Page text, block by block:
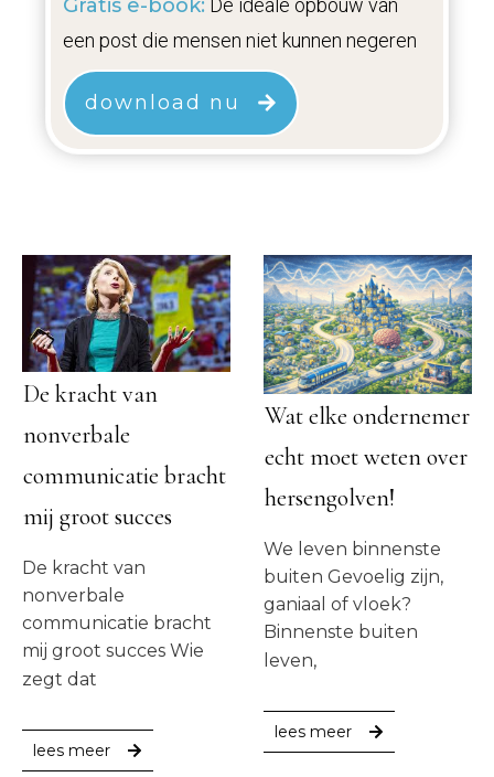
Gratis e-book: De ideale opbouw van
een post die mensen niet kunnen negeren
download nu
De kracht van
nonverbale
communicatie bracht
mij groot succes
De kracht van
nonverbale
communicatie bracht
mij groot succes Wie
zegt dat
lees meer
Wat elke ondernemer
echt moet weten over
hersengolven!
We leven binnenste
buiten Gevoelig zijn,
ganiaal of vloek?
Binnenste buiten
leven,
lees meer